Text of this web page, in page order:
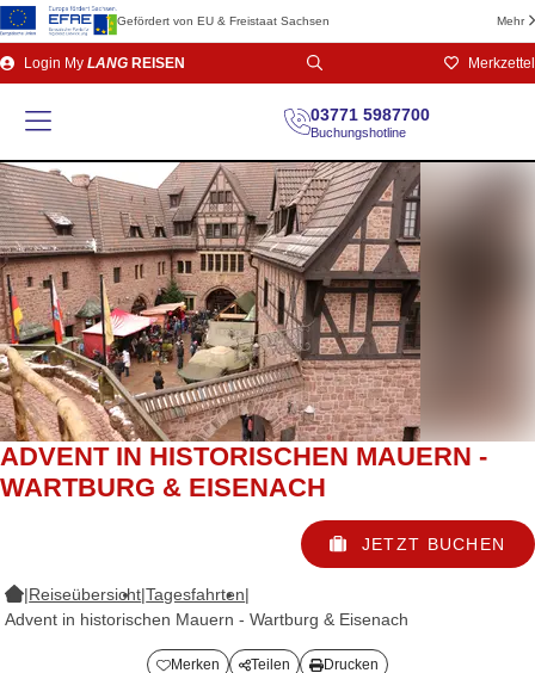
Gefördert von EU & Freistaat Sachsen Mehr
Direkt
zum
Login My LANG REISEN Merkzettel
03771 5987700
Buchungshotline
ADVENT IN HISTORISCHEN MAUERN -
WARTBURG & EISENACH
JETZT BUCHEN
|Reiseübersicht|Tagesfahrten|
Advent in historischen Mauern - Wartburg & Eisenach
Merken Teilen Drucken